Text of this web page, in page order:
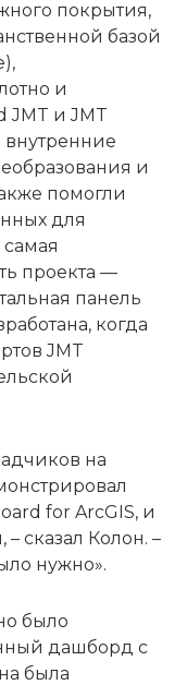
покрытия,
базой
и
JMT и JMT
и
помогли
для
проекта —
панель
когда
JMT
на
for ArcGIS, и
сказал Колон. –
нужно».
было
дашборд с
была